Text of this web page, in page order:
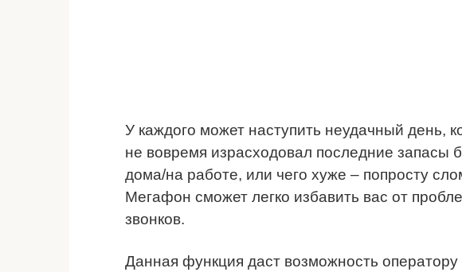
У каждого может наступить неудачный день,
не вовремя израсходовал последние запасы
дома/на работе, или чего хуже – попросту
Мегафон сможет легко избавить вас от
звонков.
Данная функция даст возможность